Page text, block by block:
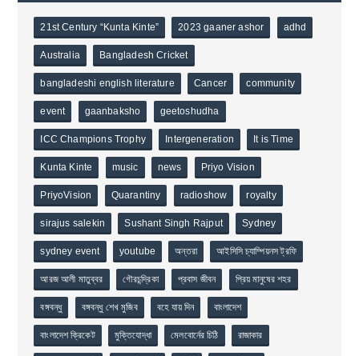
21st Century “Kunta Kinte” 2023 gaaner ashor adhd
Australia Bangladesh Cricket
bangladeshi english literature Cancer community
event gaanbaksho geetoshudha
ICC Champions Trophy Intergeneration It is Time
Kunta Kinte music news Priyo Vision
PriyoVision Quarantiny radioshow royalty
sirajus salekin Sushant Singh Rajput Sydney
sydney event youtube অন্তরা আইসিসি চ্যাম্পিয়নস ট্রফি
আরজ আলী মাতুব্বর গৌরচন্দ্রিকা প্রবাস জীবন প্রিয় মানুষের শহর
বঙ্গবন্ধু বঙ্গবন্ধু শেখ মুজিব বহে যায় দিন বাংলাদেশ
বাংলাদেশ ক্রিকেট মুক্তিযোদ্ধা মেলবোর্নের চিঠি রাজাকার